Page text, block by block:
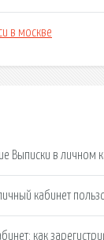
в москве
Выписки в личном
кабинет
как